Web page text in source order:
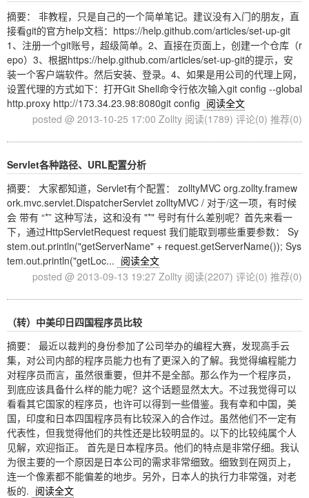
摘要： 非教程，只是自己的一个简单笔记。建议没有入门的朋友，直
接看git的官方help文档：https://help.github.com/articles/set-up-git
1、注册一个git账号，超级简单。2、直接在页面上，创建一个仓库（r
epo）3、根据https://help.github.com/articles/set-up-git的提示，安
装一个客户端软件。然后安装、登录。4、如果是用公司的代理上网，
设置代理的方式如下：打开Git Shell命令行依次输入git config --global
http.proxy http://173.34.23.98:8080git config 阅读全文
posted @ 2013-10-25 17:00 Zollty 阅读(1789) 评论(0) 推荐(0)
Servlet各种路径、URL配置分析
摘要： 大家都知道，Servlet有个配置： zolltyMVC org.zollty.framew
ork.mvc.servlet.DispatcherServlet zolltyMVC / 对于/这一项，有时候
会 带有 “*” 这种写法，这和没有 "*" 号时有什么差别呢？首先来看一
下，通过HttpServletRequest request 我们能取到哪些重要参数： Sy
stem.out.println("getServerName" + request.getServerName()); Sys
tem.out.println("getLoc... 阅读全文
posted @ 2013-09-13 19:27 Zollty 阅读(2207) 评论(0) 推荐(0)
（转）中美印日四国程序员比较
摘要： 最近以裁判的身份参加了公司举办的编程大赛，发现高手云
集，对公司内部的程序员能力也有了更深入的了解。我觉得编程能力
对程序员而言，虽然很重要，但并不是全部。那么作为一个程序员，
到底应该具备什么样的能力呢？这个话题显然太大。不过我觉得可以
看看其它国家的程序员，也许可以得到一些借鉴。我有幸和中国，美
国，印度和日本四国程序员有比较深入的合作过。虽然他们不一定有
代表性，但我觉得他们的共性还是比较明显的。以下的比较纯属个人
见解，欢迎指正。 首先是日本程序员。他们的特点是非常仔细。我认
为很主要的一个原因是日本公司的需求非常细致。细致到在网页上，
连一个像素都不能偏差的地步。另外，日本人的执行力非常强，对老
板的. 阅读全文